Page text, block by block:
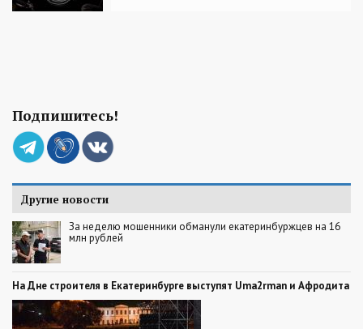
Подпишитесь!
Другие новости
За неделю мошенники обманули екатеринбуржцев на 16
млн рублей
На Дне строителя в Екатеринбурге выступят Uma2rman и Афродита